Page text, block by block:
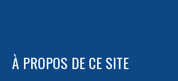
À PROPOS DE CE SITE